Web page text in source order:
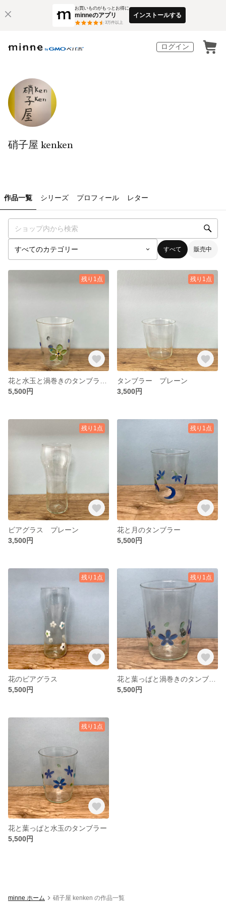
お買いものがもっとお得に
minneのアプリ
3万件以上
インストールする
ログイン
硝子屋 kenken
作品一覧 シリーズ プロフィール レター
すべて 販売中
残り1点
5,500円
残り1点
タンブラー プレーン
3,500円
残り1点
ビアグラス プレーン
3,500円
残り1点
花と月のタンブラー
5,500円
残り1点
花のビアグラス
5,500円
残り1点
5,500円
残り1点
花と葉っぱと水玉のタンブラー
5,500円
minne ホーム 硝子屋 kenken の作品一覧